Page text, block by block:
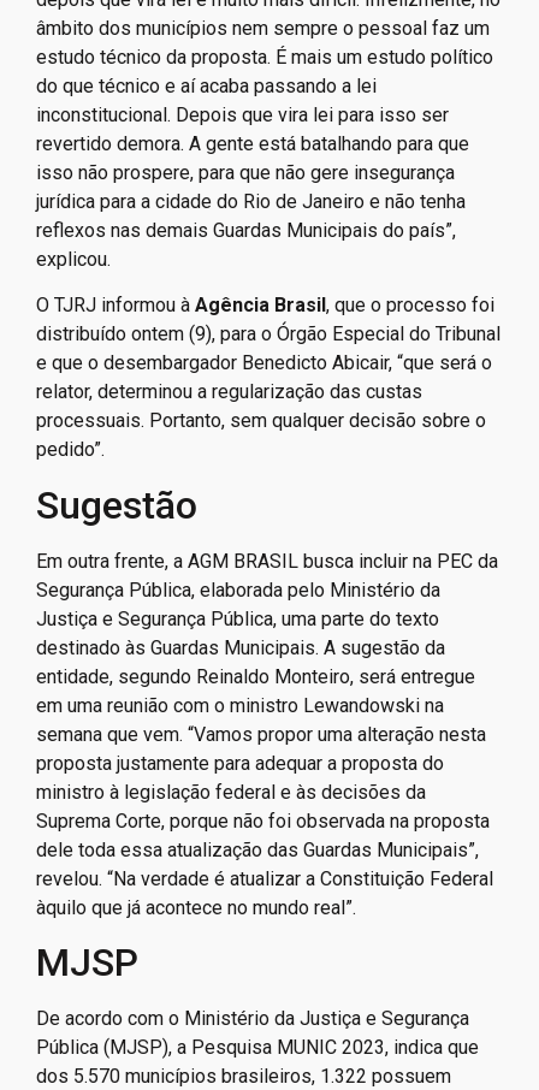
âmbito dos municípios nem sempre o pessoal faz um
estudo técnico da proposta. É mais um estudo político
do que técnico e aí acaba passando a lei
inconstitucional. Depois que vira lei para isso ser
revertido demora. A gente está batalhando para que
isso não prospere, para que não gere insegurança
jurídica para a cidade do Rio de Janeiro e não tenha
reflexos nas demais Guardas Municipais do país”,
explicou.
O TJRJ informou à Agência Brasil , que o processo foi
distribuído ontem (9), para o Órgão Especial do Tribunal
e que o desembargador Benedicto Abicair, “que será o
relator, determinou a regularização das custas
processuais. Portanto, sem qualquer decisão sobre o
pedido”.
Sugestão
Em outra frente, a AGM BRASIL busca incluir na PEC da
Segurança Pública, elaborada pelo Ministério da
Justiça e Segurança Pública, uma parte do texto
destinado às Guardas Municipais. A sugestão da
entidade, segundo Reinaldo Monteiro, será entregue
em uma reunião com o ministro Lewandowski na
semana que vem. “Vamos propor uma alteração nesta
proposta justamente para adequar a proposta do
ministro à legislação federal e às decisões da
Suprema Corte, porque não foi observada na proposta
dele toda essa atualização das Guardas Municipais”,
revelou. “Na verdade é atualizar a Constituição Federal
àquilo que já acontece no mundo real”.
MJSP
De acordo com o Ministério da Justiça e Segurança
Pública (MJSP), a Pesquisa MUNIC 2023, indica que
dos 5.570 municípios brasileiros, 1.322 possuem